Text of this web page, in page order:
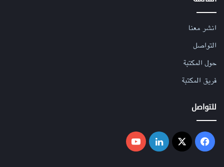
انشر معنا
التواصل
حول المكتبة
فريق المكتبة
للتواصل
فيسبوك ‫X لينكدإن ‫YouTube